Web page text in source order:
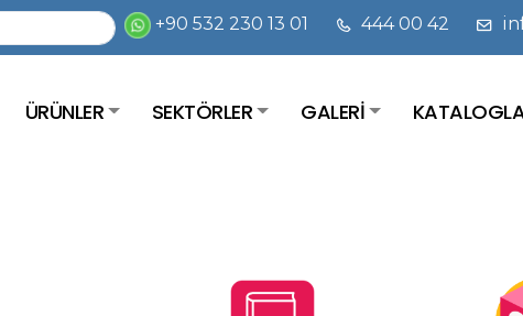
+90 532 230 13 01 444 00 42
ÜRÜNLER SEKTÖRLER GALERİ